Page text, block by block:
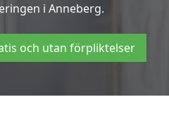
i Anneberg.
och utan förpliktelser